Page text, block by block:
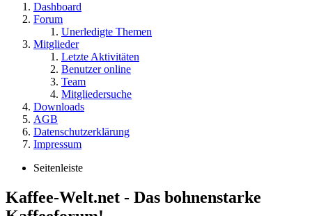
Dashboard
Forum
Unerledigte Themen
Mitglieder
Letzte Aktivitäten
Benutzer online
Team
Mitgliedersuche
Downloads
AGB
Datenschutzerklärung
Impressum
Seitenleiste
Kaffee-Welt.net - Das bohnenstarke